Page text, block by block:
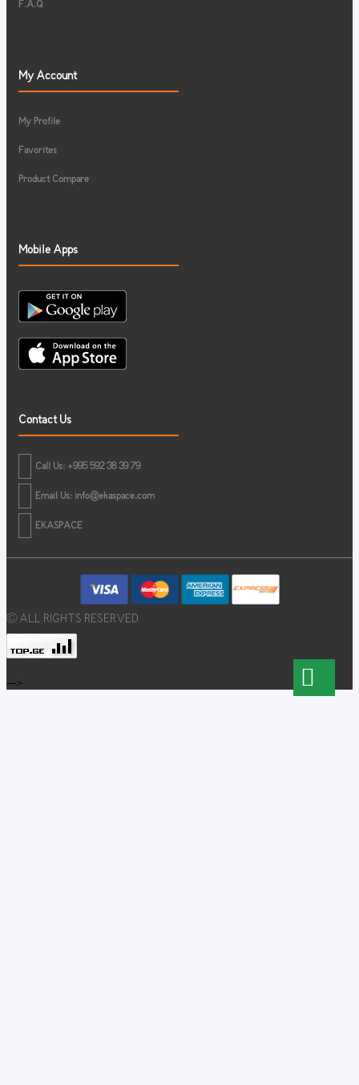
F.A.Q
My Account
My Profile
Favorites
Product Compare
Mobile Apps
Contact Us
Call Us: +995 592 38 39 79
Email Us: info@ekaspace.com
EKASPACE
© ALL RIGHTS RESERVED
-->